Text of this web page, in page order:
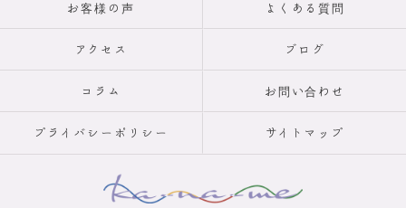
お客様の声 よくある質問
アクセス ブログ
コラム お問い合わせ
プライバシーポリシー サイトマップ